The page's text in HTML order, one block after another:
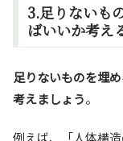
3.足りないも
ばいいか考え
足りないものを埋
考えましょう。
例えば、「人体構